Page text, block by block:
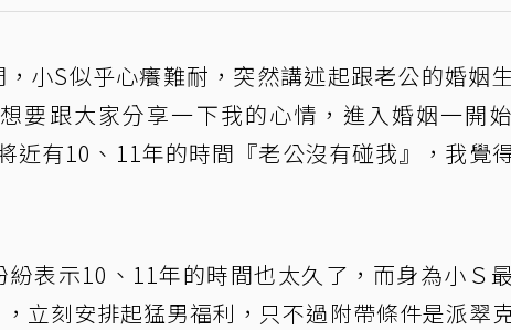
小S似乎心癢難耐，突然講述起跟老公的婚姻
要跟大家分享一下我的心情，進入婚姻一開
近有10、11年的時間『老公沒有碰我』，我覺
表示10、11年的時間也太久了，而身為小Ｓ
立刻安排起猛男福利，只不過附帶條件是派翠